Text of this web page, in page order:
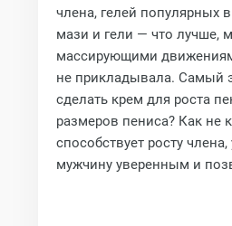
члена, гелей популярных
мази и гели — что лучше,
массирующими
не прикладывала. Самый
сделать крем для роста
размеров пениса? Как не
способствует росту
мужчину уверенным и